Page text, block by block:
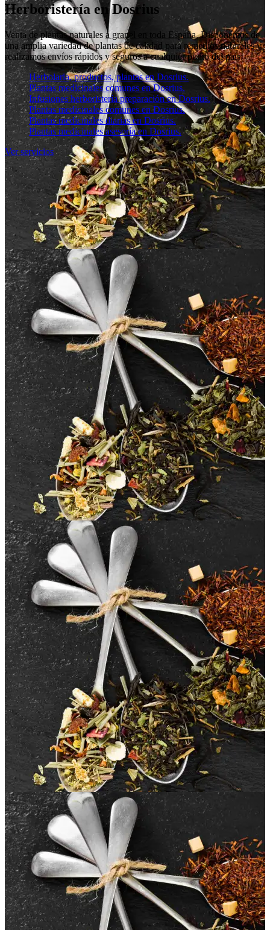
Herboristería en Dosrius
Venta de plantas naturalesa granel en toda España. Disponemos de
una amplia variedad de plantas de calidad para remedios naturales y
realizamos envíos rápidos y seguros a cualquier punto del país.
Herbolaria, productos, plantas en Dosrius.
Plantas medicinales comunes en Dosrius.
Infusiones herboristería preparación en Dosrius.
Plantas medicinales comunes en Dosrius.
Plantas medicinales diarias en Dosrius.
Plantas medicinales asesoría en Dosrius.
Ver servicios